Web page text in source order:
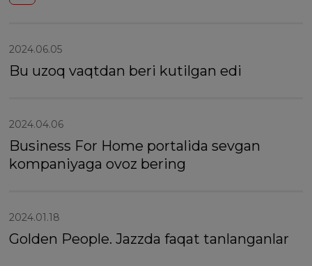
2024.06.05
Bu uzoq vaqtdan beri kutilgan edi
2024.04.06
Business For Home portalida sevgan
kompaniyaga ovoz bering
2024.01.18
Golden People. Jazzda faqat tanlanganlar